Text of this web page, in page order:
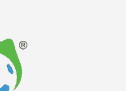
KENNEDY